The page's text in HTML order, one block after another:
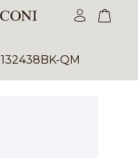
132438BK-QM